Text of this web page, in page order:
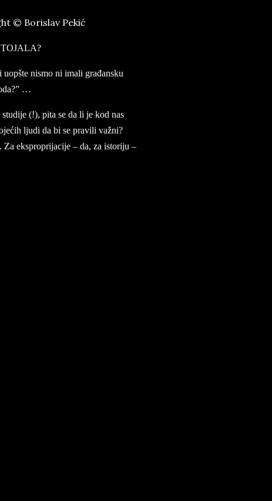
© Borislav Pekić
nismo ni imali građansku
…
(!), pita se da li je kod nas
ljudi da bi se pravili važni?
eksproprijacije – da, za istoriju –